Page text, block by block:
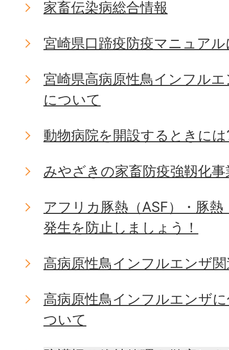
家畜伝染病総合情報
宮崎県口蹄疫防疫マニュア
宮崎県高病原性鳥インフル
について
動物病院を開設するときには
みやざきの家畜防疫強靱化事
アフリカ豚熱（ASF）・豚
発生を防止しましょう！
高病原性鳥インフルエンザ
高病原性鳥インフルエンザ
ついて